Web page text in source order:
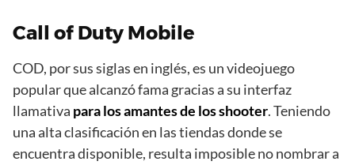
Call of Duty Mobile
COD, por sus siglas en inglés, es un videojuego
popular que alcanzó fama gracias a su interfaz
llamativa para los amantes de los shooter. Teniendo
una alta clasificación en las tiendas donde se
encuentra disponible, resulta imposible no nombrar a